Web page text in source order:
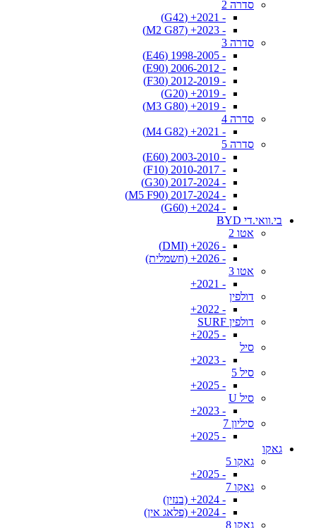
סדרה 2
- 2021+ (G42)
- 2023+ (M2 G87)
סדרה 3
- 1998-2005 (E46)
- 2006-2012 (E90)
- 2012-2019 (F30)
- 2019+ (G20)
- 2019+ (M3 G80)
סדרה 4
- 2021+ (M4 G82)
סדרה 5
- 2003-2010 (E60)
- 2010-2017 (F10)
- 2017-2024 (G30)
- 2017-2024 (M5 F90)
- 2024+ (G60)
בי.וואי.די BYD
אטו 2
- 2026+ (DMI)
- 2026+ (חשמלית)
אטו 3
- 2021+
דולפין
- 2022+
דולפין SURF
- 2025+
סיל
- 2023+
סיל 5
- 2025+
סיל U
- 2023+
סיליון 7
- 2025+
גאקו
גאקו 5
- 2025+
גאקו 7
- 2024+ (בנזין)
- 2024+ (פלאג אין)
גאקו 8